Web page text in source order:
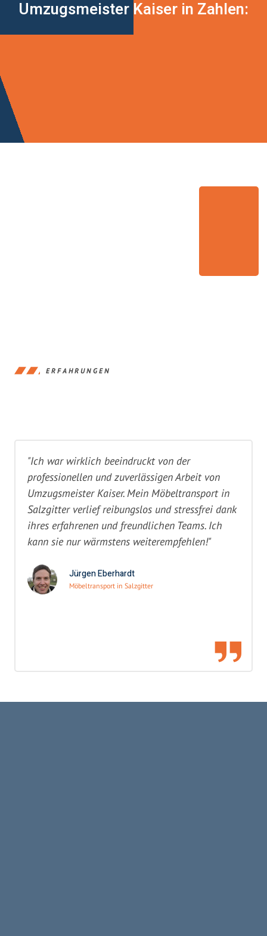
Umzugsmeister Kaiser in Zahlen:
ERFAHRUNGEN
"Ich war wirklich beeindruckt von der
professionellen und zuverlässigen Arbeit von
Umzugsmeister Kaiser. Mein Möbeltransport in
Salzgitter verlief reibungslos und stressfrei dank
ihres erfahrenen und freundlichen Teams. Ich
kann sie nur wärmstens weiterempfehlen!"
Jürgen Eberhardt
Möbeltransport in Salzgitter